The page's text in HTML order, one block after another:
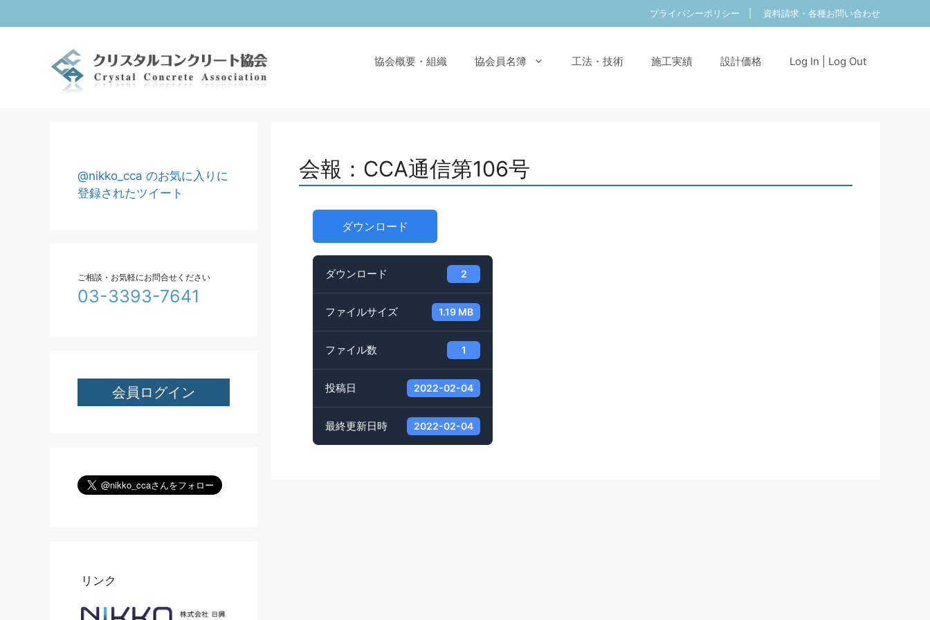
ン
プライバシーポリシー 資料請求・各種お問い合わせ
協会概要・組織 協会員名簿 工法・技術 施工実績 設計価格 Log In | Log Out
会報：CCA通信第106号
ダウンロード
ダウンロード 2
ファイルサイズ 1.19 MB
ファイル数 1
投稿日 2022-02-04
最終更新日時 2022-02-04
@nikko_cca のお気に入りに
登録されたツイート
ご相談・お気軽にお問合せください
03-3393-7641
会員ログイン
リンク